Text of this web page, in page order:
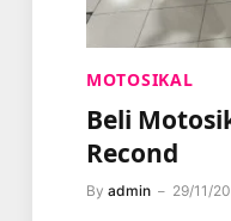
MOTOSIKAL
Beli
Recond
By admin 29/11/